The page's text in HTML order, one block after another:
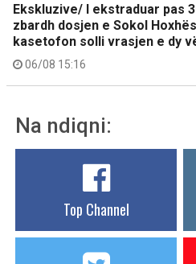
Ekskluzive/ I ekstraduar pas
zbardh dosjen e Sokol
kasetofon solli vrasjen e dy
06/08 15:16
Na ndiqni:
Top Channel